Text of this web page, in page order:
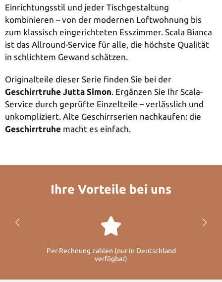
Einrichtungsstil und jeder Tischgestaltung
kombinieren – von der modernen Loftwohnung bis
zum klassisch eingerichteten Esszimmer. Scala Bianca
ist das Allround-Service für alle, die höchste Qualität
in schlichtem Gewand schätzen.
Originalteile dieser Serie finden Sie bei der
Geschirrtruhe Jutta Simon . Ergänzen Sie Ihr Scala-
Service durch geprüfte Einzelteile – verlässlich und
unkompliziert. Alte Geschirrserien nachkaufen: die
Geschirrtruhe macht es einfach.
Ihre Vorteile bei uns
Per Rechnung zahlen (nur in Deutschland
verfügbar)